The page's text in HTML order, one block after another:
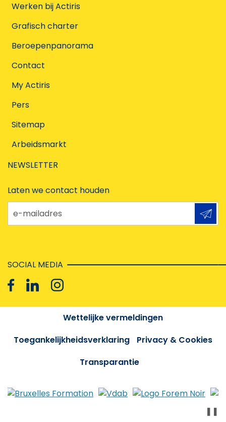
Werken bij Actiris
Grafisch charter
Beroepenpanorama
Contact
My Actiris
Pers
Sitemap
Arbeidsmarkt
NEWSLETTER
Laten we contact houden
e-mailadres
SOCIAL MEDIA
Wettelijke vermeldingen
Toegankelijkheidsverklaring
Privacy & Cookies
Transparantie
❚❚